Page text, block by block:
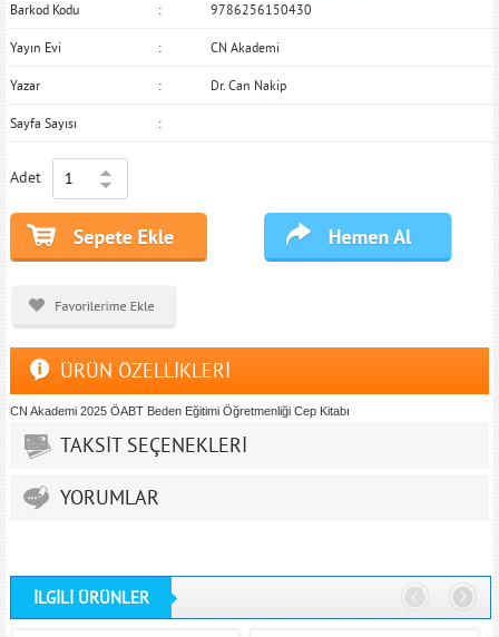
Barkod Kodu 9786256150430
Yayın Evi CN Akademi
Yazar Dr. Can Nakip
Sayfa Sayısı
Adet
ÜRÜN ÖZELLİKLERİ
CN Akademi 2025 ÖABT Beden Eğitimi Öğretmenliği Cep Kitabı
TAKSİT SEÇENEKLERİ
YORUMLAR
İLGİLİ ÜRÜNLER